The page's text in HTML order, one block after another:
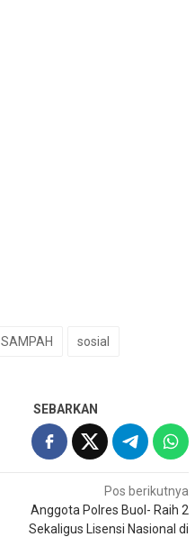
SAMPAH sosial
SEBARKAN
Pos berikutnya
Anggota Polres Buol- Raih 2
Sekaligus Lisensi Nasional di